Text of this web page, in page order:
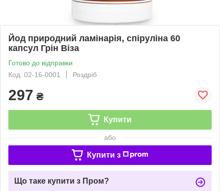
Йод природний ламінарія, спіруліна 60
капсул Грін Віза
Готово до відправки
Код: 02-16-0001
Роздріб
297 ₴
Купити
або
Купити з
Що таке купити з Пром?